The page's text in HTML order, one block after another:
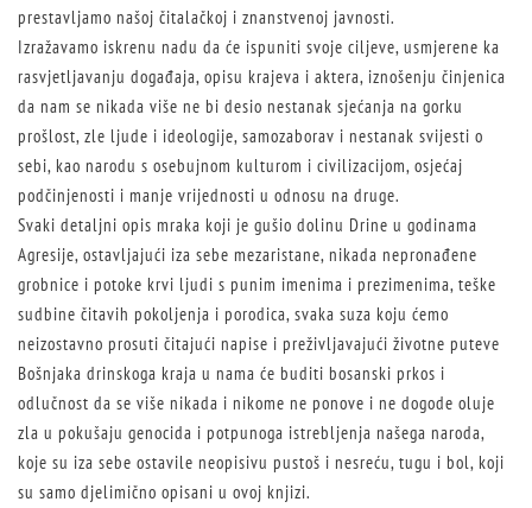
prestavljamo našoj čitalačkoj i znanstvenoj javnosti.
Izražavamo iskrenu nadu da će ispuniti svoje ciljeve, usmjerene ka
rasvjetljavanju događaja, opisu krajeva i aktera, iznošenju činjenica
da nam se nikada više ne bi desio nestanak sjećanja na gorku
prošlost, zle ljude i ideologije, samozaborav i nestanak svijesti o
sebi, kao narodu s osebujnom kulturom i civilizacijom, osjećaj
podčinjenosti i manje vrijednosti u odnosu na druge.
Svaki detaljni opis mraka koji je gušio dolinu Drine u godinama
Agresije, ostavljajući iza sebe mezaristane, nikada nepronađene
grobnice i potoke krvi ljudi s punim imenima i prezimenima, teške
sudbine čitavih pokoljenja i porodica, svaka suza koju ćemo
neizostavno prosuti čitajući napise i preživljavajući životne puteve
Bošnjaka drinskoga kraja u nama će buditi bosanski prkos i
odlučnost da se više nikada i nikome ne ponove i ne dogode oluje
zla u pokušaju genocida i potpunoga istrebljenja našega naroda,
koje su iza sebe ostavile neopisivu pustoš i nesreću, tugu i bol, koji
su samo djelimično opisani u ovoj knjizi.